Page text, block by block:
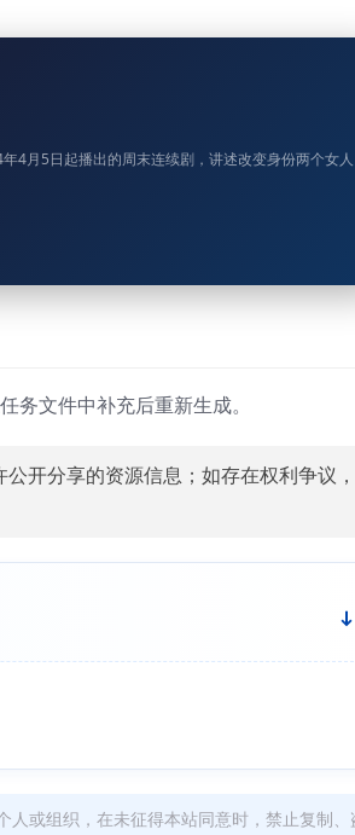
4月5日起播出的周末连续剧，讲述改变身份两个女人
务文件中补充后重新生成。
开分享的资源信息；如存在权利争议，
人或组织，在未征得本站同意时，禁止复制、